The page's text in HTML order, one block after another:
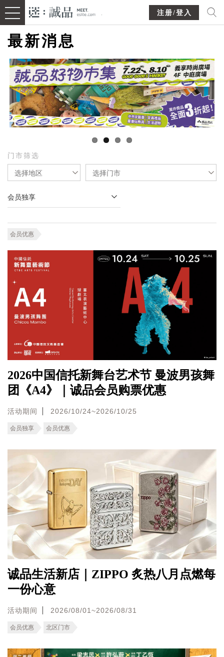
注册/登入
最新消息
门市筛选
选择地区 选择门市
会员独享
会员优惠
2026中国信托新舞台艺术节 曼波男孩舞
团《A4》｜诚品会员购票优惠
活动期间 2026/10/24~2026/10/25
会员独享 会员优惠
诚品生活新店｜ZIPPO 炙热八月点燃每
一份心意
活动期间 2026/08/01~2026/08/31
会员优惠 北区门市